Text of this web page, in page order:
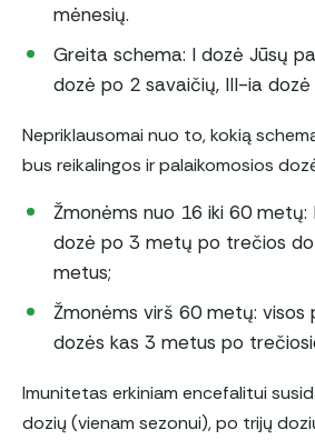
mėnesių.
Greita schema: I dozė Jūsų
dozė po 2 savaičių, III-ia
Nepriklausomai nuo to, kokią
bus reikalingos ir palaikomosios
Žmonėms nuo 16 iki 60 metų:
dozė po 3 metų po trečios
metus;
Žmonėms virš 60 metų: visos
dozės kas 3 metus po
Imunitetas erkiniam encefalitui
dozių (vienam sezonui), po trijų